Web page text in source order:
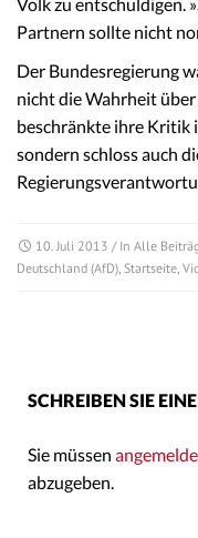
Partnern sollte nicht
Der Bundesregierung
nicht die Wahrheit über
beschränkte ihre Kritik
sondern schloss auch
10. Juli 2013 / In Alle
Deutschland (AfD), Startseite,
SCHREIBEN SIE
Sie müssen
abzugeben.